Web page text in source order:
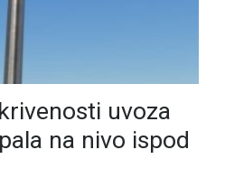
uvoza
na nivo ispod